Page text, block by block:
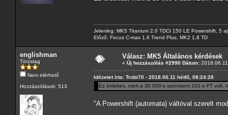
Jelenleg: MK5 Titanium 2.0 TDCI 150 LE Powershift, 5
Előző: Focus C-max 1,6 Trend Plus, MK2 1,8 TD
englishman
Törzstag
Nem elérhető
Hozzászólások: 513
Válasz: MK5 Általános kérdések
« Új hozzászólás #2990 Dátum:
Idézetet írta: Trobi70 - 2018.06.11 hétfő, 08:24:28
Ez érdekes, mert a 30 000-s szervizem 102 e FT
"A Powershift (automata) váltóval szerelt